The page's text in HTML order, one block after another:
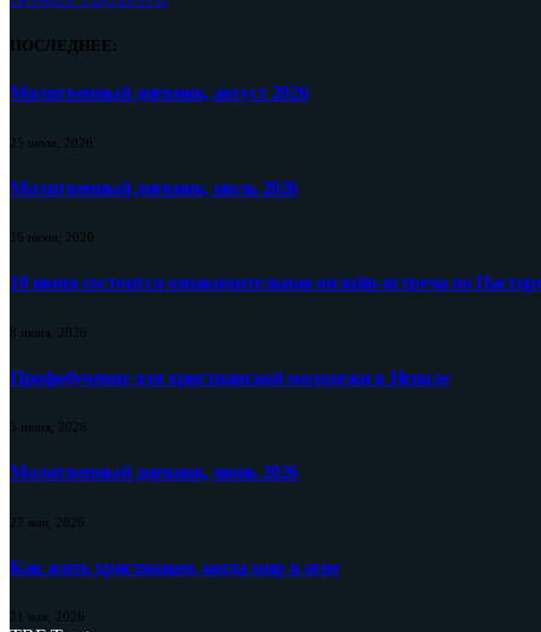
ПОСЛЕДНЕЕ:
Молитвенный дневник, август 2026
25 июля, 2026
Молитвенный дневник, июль 2026
26 июня, 2026
10 июня состоится ознакомительная онлайн-встреча по
8 июня, 2026
Профобучение для христианской молодежи в Непале
5 июня, 2026
Молитвенный дневник, июнь 2026
27 мая, 2026
Как жить христианам, когда мир в огне
21 мая, 2026